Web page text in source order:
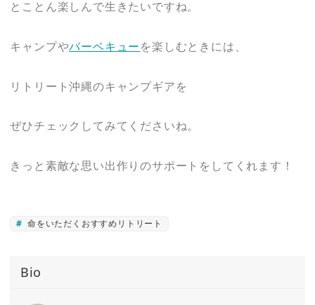
とことん楽しんで生きたいですね。
キャンプやバーベキューを楽しむときには、
リトリート沖縄のキャンプギアを
ぜひチェックしてみてくださいね。
きっと素敵な思い出作りのサポートをしてくれます！
命をいただくおすすめリトリート
Bio